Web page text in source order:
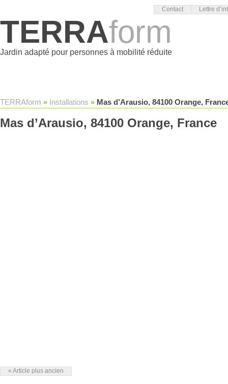
Contact Lettre
TERRAform
Jardin adapté pour personnes à mobilité réduite
TERRAform » Installations » Mas d’Arausio, 84100 Orange,
Mas d’Arausio, 84100 Orange, France
« Article plus ancien